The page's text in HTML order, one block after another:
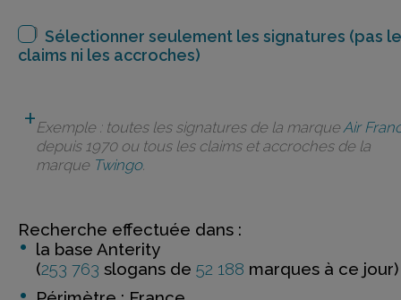
Sélectionner seulement les signatures (pas
claims ni les accroches)
Exemple : toutes les signatures de la marqueAir
depuis 1970 ou tous les claims et accroches de la
marque Twingo.
Recherche effectuée dans :
la base Anterity
(253 763 slogans de 52 188 marques à ce jour)